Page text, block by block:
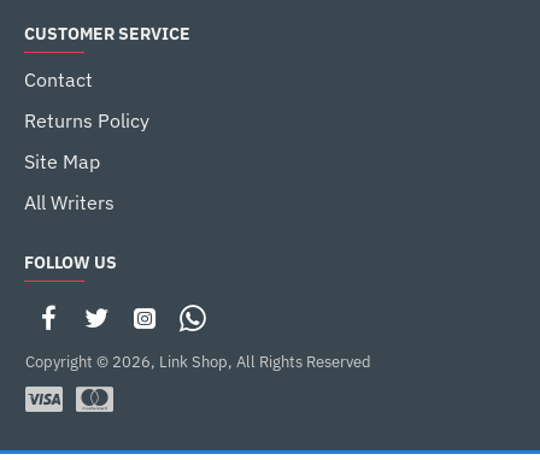
CUSTOMER SERVICE
Contact
Returns Policy
Site Map
All Writers
FOLLOW US
Copyright © 2026, Link Shop, All Rights Reserved